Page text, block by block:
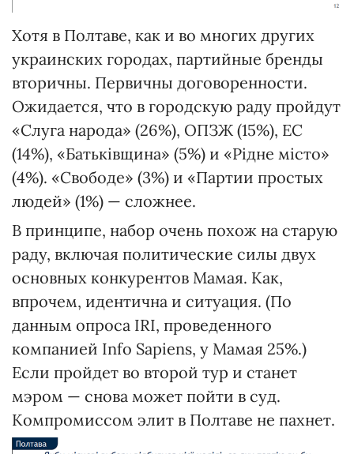
Хотя в Полтаве, как и во многих других
украинских городах, партийные бренды
вторичны. Первичны договоренности.
Ожидается, что в городскую раду пройдут
«Слуга народа» (26%), ОПЗЖ (15%), ЕС
(14%), «Батьківщина» (5%) и «Рідне місто»
(4%). «Свободе» (3%) и «Партии простых
людей» (1%) — сложнее.
В принципе, набор очень похож на старую
раду, включая политические силы двух
основных конкурентов Мамая. Как,
впрочем, идентична и ситуация. (По
данным опроса IRI, проведенного
компанией Info Sapiens, у Мамая 25%.)
Если пройдет во второй тур и станет
мэром — снова может пойти в суд.
Компромиссом элит в Полтаве не пахнет.